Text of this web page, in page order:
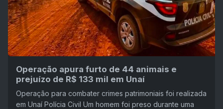
Operação apura furto de 44 animais e
prejuízo de R$ 133 mil em Unaí
Operação para combater crimes patrimoniais foi realizada
em Unaí Polícia Civil Um homem foi preso durante uma